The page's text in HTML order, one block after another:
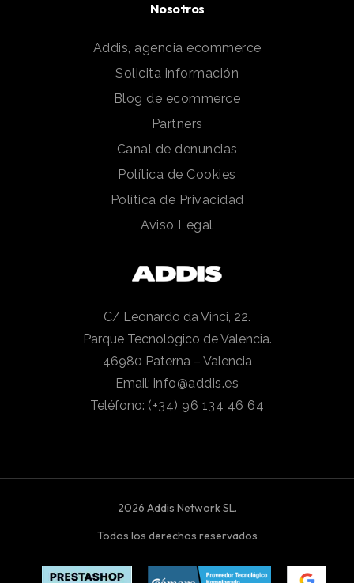
Nosotros
Addis, agencia ecommerce
Solicita información
Blog de ecommerce
Partners
Canal de denuncias
Política de Cookies
Política de Privacidad
Aviso Legal
C/ Leonardo da Vinci, 22.
Parque Tecnológico de Valencia.
46980 Paterna – Valencia
Email: info@addis.es
Teléfono: (+34) 96 134 46 64
2026 Addis Network SL.
Todos los derechos reservados